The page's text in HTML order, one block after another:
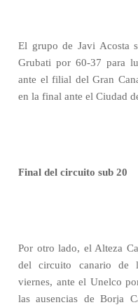
El grupo de Javi Acosta
Grubati por 60-37 para
ante el filial del Gran
en la final ante el Ciudad
Final del circuito sub 20
Por otro lado, el Alteza
del circuito canario de
viernes, ante el Unelco
las ausencias de Borja